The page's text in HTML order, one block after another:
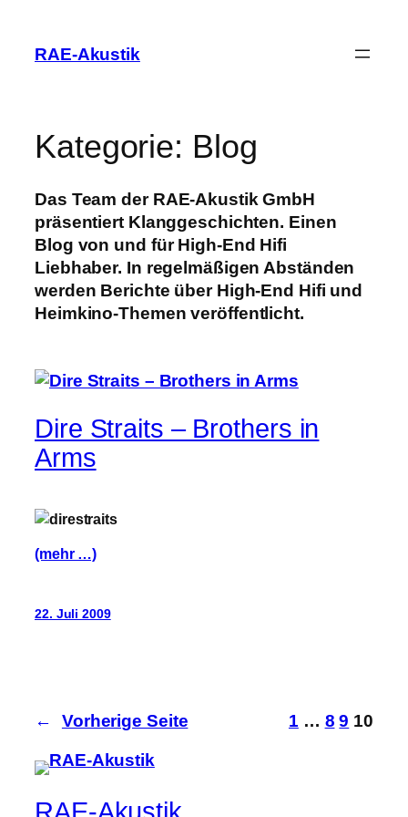
springen
RAE-Akustik
Kategorie: Blog
Das Team der RAE-Akustik GmbH
präsentiert Klanggeschichten. Einen
Blog von und für High-End Hifi
Liebhaber. In regelmäßigen Abständen
werden Berichte über High-End Hifi und
Heimkino-Themen veröffentlicht.
Dire Straits – Brothers in
Arms
(mehr …)
22. Juli 2009
← Vorherige Seite 1 … 8 9 10
RAE-Akustik